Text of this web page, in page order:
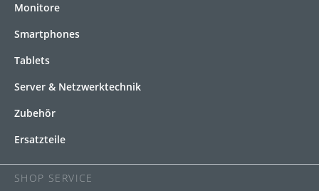
Monitore
Smartphones
Tablets
Server & Netzwerktechnik
Zubehör
Ersatzteile
SHOP SERVICE